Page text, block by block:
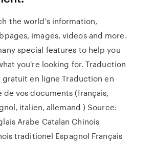
the world's information,
images, videos and more.
special features to help you
you're looking for. Traduction
en ligne Traduction en
vos documents (français,
italien, allemand ) Source:
Arabe Catalan Chinois
traditionel Espagnol Français